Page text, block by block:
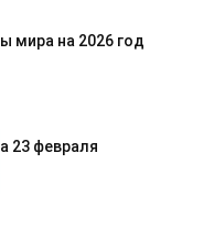
мира на 2026 год
23 февраля